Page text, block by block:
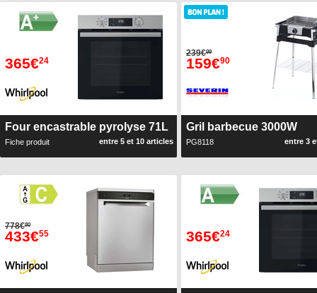
365€24
Four encastrable pyrolyse 71L
Fiche produit entre 5 et 10 articles
239€99
159€90
Gril barbecue 3000W
PG8118 entre 3
778€80
433€55 365€24